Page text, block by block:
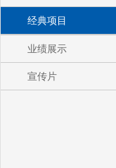
经典项目
业绩展示
宣传片